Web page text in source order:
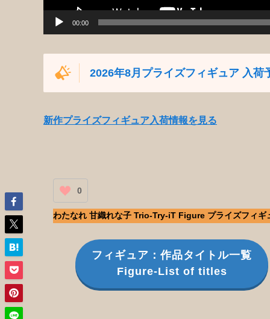
00:00
2026年8月プライズフィギュア 入荷
新作プライズフィギュア入荷情報を見る
0
わたなれ 甘織れな子 Trio-Try-iT Figure プライズフィギ
フィギュア：作品タイトル一覧
Figure-List of titles